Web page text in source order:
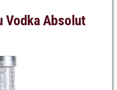
Vodka Absolut